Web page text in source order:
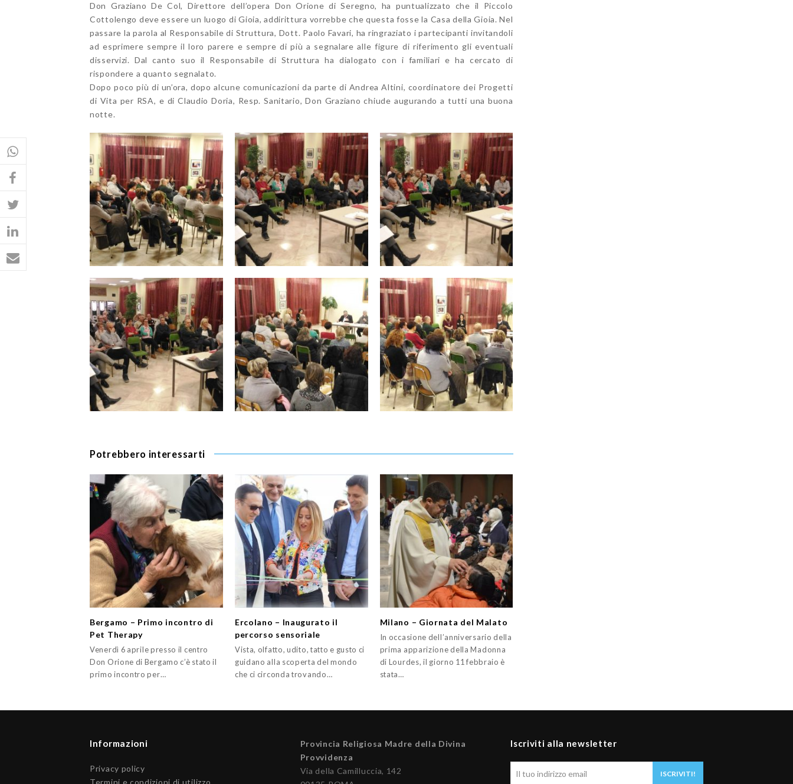
Don Graziano De Col, Direttore dell’opera Don Orione di Seregno, ha puntualizzato che il Piccolo
Cottolengo deve essere un luogo di Gioia, addirittura vorrebbe che questa fosse la Casa della Gioia. Nel
passare la parola al Responsabile di Struttura, Dott. Paolo Favari, ha ringraziato i partecipanti invitandoli
ad esprimere sempre il loro parere e sempre di più a segnalare alle figure di riferimento gli eventuali
disservizi. Dal canto suo il Responsabile di Struttura ha dialogato con i familiari e ha cercato di
rispondere a quanto segnalato.
Dopo poco più di un’ora, dopo alcune comunicazioni da parte di Andrea Altini, coordinatore dei Progetti
di Vita per RSA, e di Claudio Doria, Resp. Sanitario, Don Graziano chiude augurando a tutti una buona
notte.
Potrebbero interessarti
Bergamo – Primo incontro di
Pet Therapy
Venerdì 6 aprile presso il centro
Don Orione di Bergamo c’è stato il
primo incontro per…
Ercolano – Inaugurato il
percorso sensoriale
Vista, olfatto, udito, tatto e gusto ci
guidano alla scoperta del mondo
che ci circonda trovando…
Milano – Giornata del Malato
In occasione dell’anniversario della
prima apparizione della Madonna
di Lourdes, il giorno 11 febbraio è
stata…
Informazioni
Privacy policy
Termini e condizioni di utilizzo
Provincia Religiosa Madre della Divina
Provvidenza
Via della Camilluccia, 142
Iscriviti alla newsletter
ISCRIVITI!